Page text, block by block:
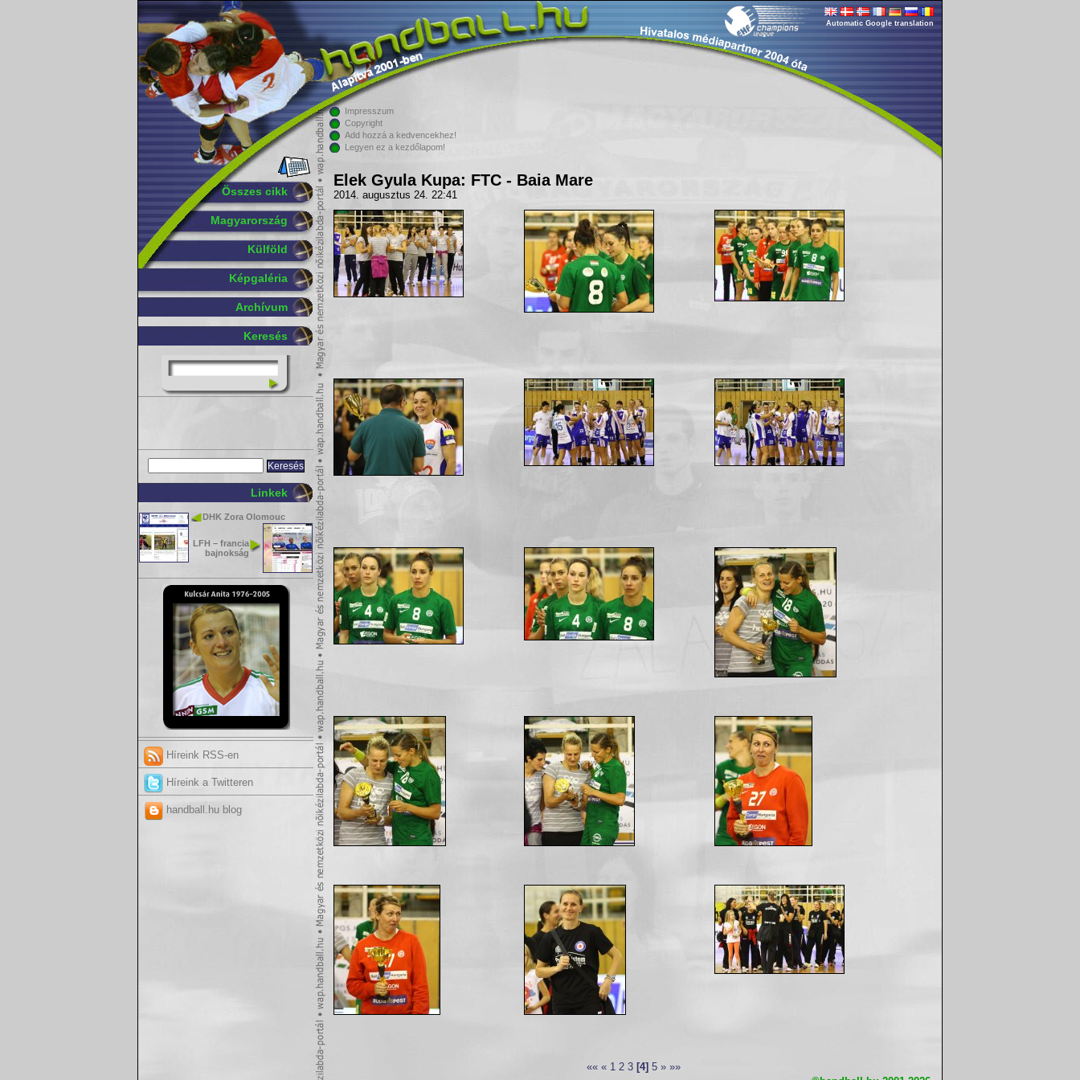
Összes cikk
Magyarország
Külföld
Képgaléria
Archívum
Keresés
Linkek
DHK Zora Olomouc
LFH – francia
bajnokság
Híreink RSS-en
Híreink a Twitteren
handball.hu blog
Automatic Google translation
Impresszum
Copyright
Add hozzá a kedvencekhez!
Legyen ez a kezdőlapom!
Elek Gyula Kupa: FTC - Baia Mare
2014. augusztus 24. 22:41
«« « 1 2 3 [4] 5 » »»